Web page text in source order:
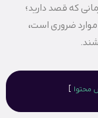
که قصد دارید؛
موارد ضروری است،
محتوا